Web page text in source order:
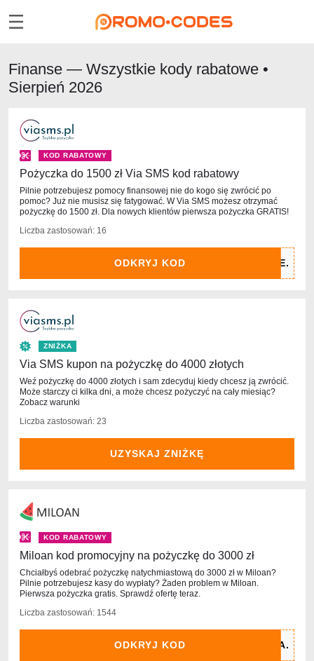
Finanse — Wszystkie kody rabatowe •
Sierpień 2026
KOD RABATOWY
Pożyczka do 1500 zł Via SMS kod rabatowy
Pilnie potrzebujesz pomocy finansowej nie do kogo się zwrócić po
pomoc? Już nie musisz się fatygować. W Via SMS możesz otrzymać
pożyczkę do 1500 zł. Dla nowych klientów pierwsza pożyczka GRATIS!
Liczba zastosowań: 16
ODKRYJ KOD
ZNIŻKA
Via SMS kupon na pożyczkę do 4000 złotych
Weź pożyczkę do 4000 złotych i sam zdecyduj kiedy chcesz ją zwrócić.
Może starczy ci kilka dni, a może chcesz pożyczyć na cały miesiąc?
Zobacz warunki
Liczba zastosowań: 23
UZYSKAJ ZNIŻKĘ
KOD RABATOWY
Miloan kod promocyjny na pożyczkę do 3000 zł
Chciałbyś odebrać pożyczkę natychmiastową do 3000 zł w Miloan?
Pilnie potrzebujesz kasy do wypłaty? Żaden problem w Miloan.
Pierwsza pożyczka gratis. Sprawdź ofertę teraz.
Liczba zastosowań: 1544
ODKRYJ KOD